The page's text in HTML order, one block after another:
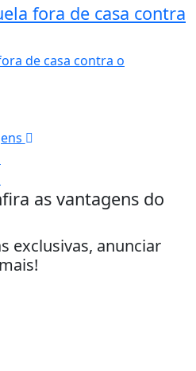
fora de casa contra
as vantagens do
exclusivas, anunciar